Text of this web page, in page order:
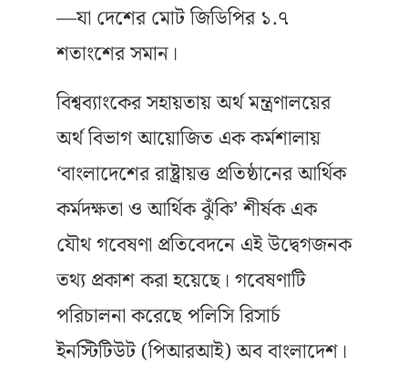
—যা দেশের মোট জিডিপির ১.৭
শতাংশের সমান।
বিশ্বব্যাংকের সহায়তায় অর্থ মন্ত্রণালয়ের
অর্থ বিভাগ আয়োজিত এক কর্মশালায়
‘বাংলাদেশের রাষ্ট্রায়ত্ত প্রতিষ্ঠানের আর্থিক
কর্মদক্ষতা ও আর্থিক ঝুঁকি’ শীর্ষক এক
যৌথ গবেষণা প্রতিবেদনে এই উদ্বেগজনক
তথ্য প্রকাশ করা হয়েছে। গবেষণাটি
পরিচালনা করেছে পলিসি রিসার্চ
ইনস্টিটিউট (পিআরআই) অব বাংলাদেশ।